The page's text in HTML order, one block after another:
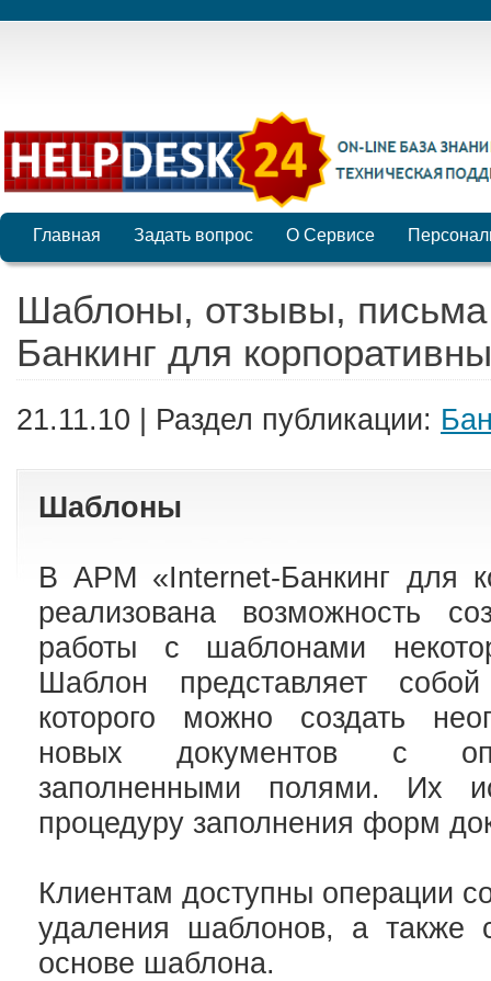
Главная Задать вопрос О Сервисе
Шаблоны, отзывы,
Банкинг для
21.11.10 | Раздел публикации:
Шаблоны
В АРМ «Internet-Банкинг для
реализована возможность
работы с шаблонами
Шаблон представляет
которого можно создать
новых документов с
заполненными полями. Их
процедуру заполнения форм
Клиентам доступны операции
удаления шаблонов, а также
основе шаблона.